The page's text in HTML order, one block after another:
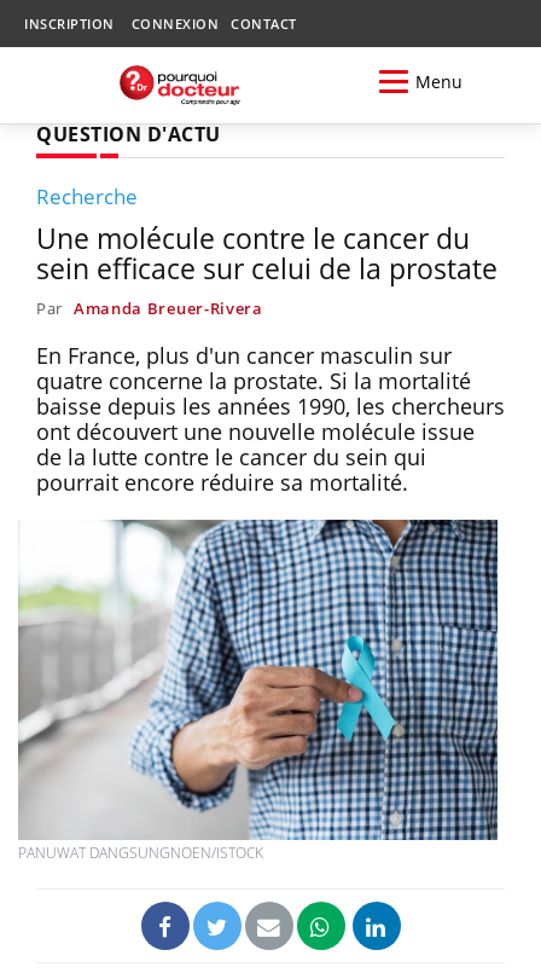
INSCRIPTION CONNEXION CONTACT
Menu
QUESTION D'ACTU
Recherche
Une molécule contre le cancer du
sein efficace sur celui de la prostate
Par Amanda Breuer-Rivera
En France, plus d'un cancer masculin sur
quatre concerne la prostate. Si la mortalité
baisse depuis les années 1990, les chercheurs
ont découvert une nouvelle molécule issue
de la lutte contre le cancer du sein qui
pourrait encore réduire sa mortalité.
PANUWAT DANGSUNGNOEN/ISTOCK